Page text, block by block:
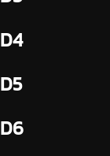
D4
D5
D6